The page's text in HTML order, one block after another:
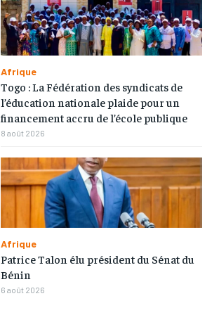
Afrique
Togo : La Fédération des syndicats de
l’éducation nationale plaide pour un
financement accru de l’école publique
8 août 2026
Afrique
Patrice Talon élu président du Sénat du
Bénin
6 août 2026